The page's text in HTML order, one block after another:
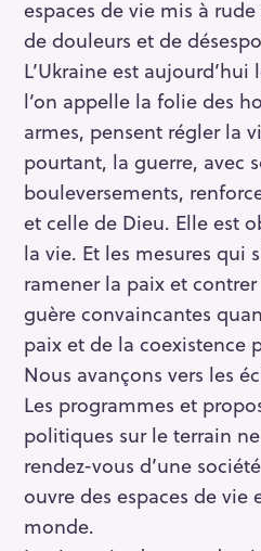
espaces de vie mis à
de douleurs et de
L’Ukraine est
l’on appelle la folie des
armes, pensent régler la
pourtant, la guerre, avec
bouleversements,
et celle de Dieu. Elle est
la vie. Et les mesures qui
ramener la paix et
guère convaincantes
paix et de la coexistence
Nous avançons vers les
Les programmes et
politiques sur le terrain
rendez-vous d’une
ouvre des espaces de
monde.